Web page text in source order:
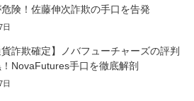
険！佐藤伸次詐欺の手口を告発
日
貨詐欺確定】ノバフューチャーズの評判
NovaFutures手口を徹底解剖
日